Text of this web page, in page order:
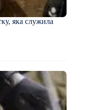
яка служила